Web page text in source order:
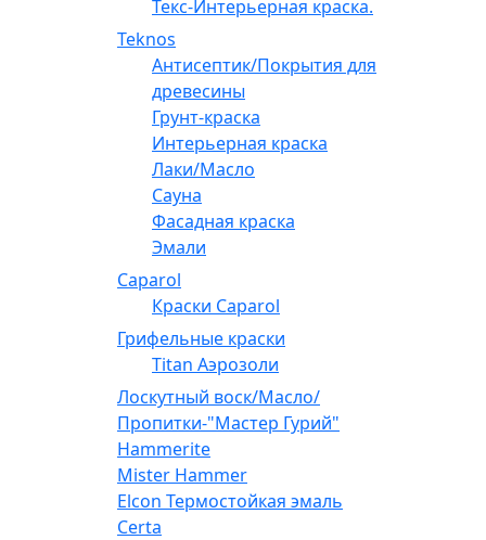
Текс-Интерьерная краска.
Teknos
Антисептик/Покрытия для
древесины
Грунт-краска
Интерьерная краска
Лаки/Масло
Сауна
Фасадная краска
Эмали
Caparol
Краски Caparol
Грифельные краски
Titan Аэрозоли
Лоскутный воск/Масло/
Пропитки-"Мастер Гурий"
Hammerite
Mister Hammer
Elcon Термостойкая эмаль
Certa